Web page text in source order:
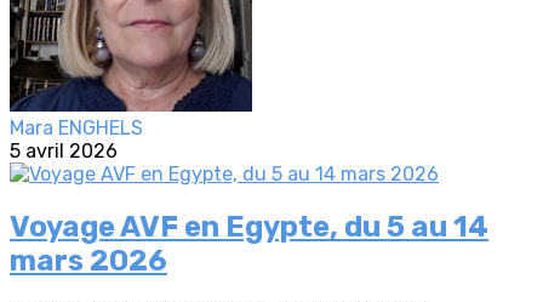
Mara ENGHELS
5 avril 2026
Voyage AVF en Egypte, du 5 au 14
mars 2026